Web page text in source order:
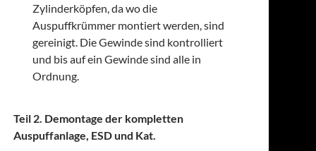
Zylinderköpfen, da wo die
Auspuffkrümmer montiert werden, sind
gereinigt. Die Gewinde sind kontrolliert
und bis auf ein Gewinde sind alle in
Ordnung.
Teil 2. Demontage der kompletten
Auspuffanlage, ESD und Kat.